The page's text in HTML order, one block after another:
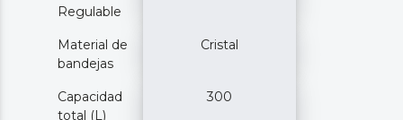
Regulable
Material de
bandejas
Cristal
Capacidad
total (L)
300